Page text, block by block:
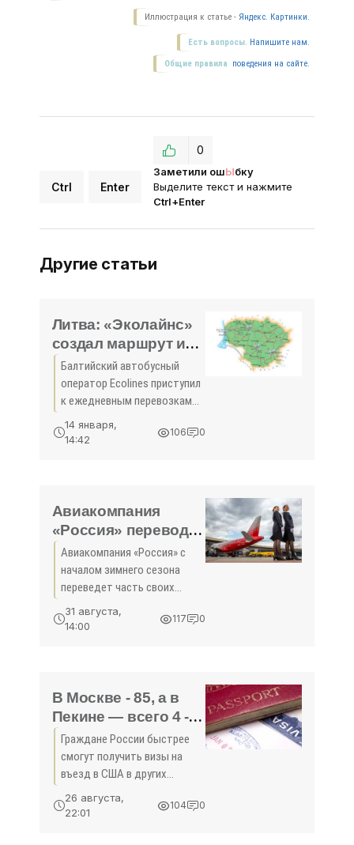
Иллюстрация к статье - Яндекс. Картинки.
Есть вопросы. Напишите нам.
Общие правила поведения на сайте.
Ctrl Enter
Заметили ошЫбку
Выделите текст и нажмите
Ctrl+Enter
0
Другие статьи
Литва: «Эколайнс»
создал маршрут из
Минска в аэропорты
Литвы - «Новости
Туризма»
Балтийский автобусный
оператор Ecolines приступил
к ежедневным перевозкам
между центральным
автовокзалом Минска и
2016 г, сообщает
14 января,
14:42
106 0
Авиакомпания
«Россия» переводит
рейсы из «Внуково»
в «Шереметьево» -
«Новости Туризма»
Авиакомпания «Россия» с
началом зимнего сезона
переведет часть своих
рейсов из аэропорта
«Внуково» в терминал D
воздушной гавани.
31 августа,
14:00
117 0
В Москве - 85, а в
Пекине — всего 4 -
«Новости Туризма»
Граждане России быстрее
смогут получить визы на
въезд в США в других
странах, нежели у себя на
родине. Об этом сообщают
26 августа,
22:01
104 0